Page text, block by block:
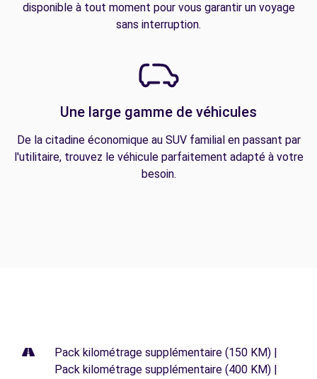
disponible à tout moment pour vous garantir un voyage
sans interruption.
Une large gamme de véhicules
De la citadine économique au SUV familial en passant par
l'utilitaire, trouvez le véhicule parfaitement adapté à votre
besoin.
Pack kilométrage supplémentaire (150 KM) |
Pack kilométrage supplémentaire (400 KM) |